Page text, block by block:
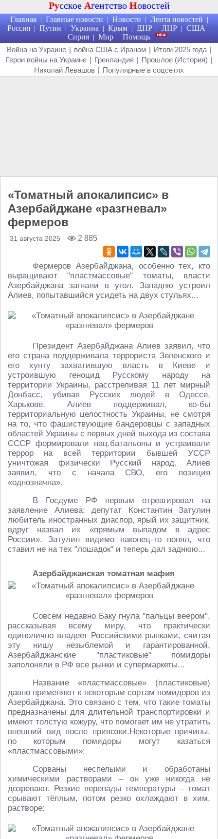
Русское Агентство Новостей
Главная | Главные новости | Новости | Лента новостей |
Россия | Путин | Украина | Крым | ДНР | ЛНР | США |
Сирия | Мир | Помощь
Война на Украине | война США с Ираном | Итоги 2025 года |
Герои войны на Украине | Гренландия | Прошлое (История) |
Николай Левашов | Популярные в соцсетях
«Томатный апокалипсис» в
Азербайджане «разгневал»
фермеров
31 августа 2025 2 885
Фермеров Азербайджана, особенно тех, кто
выращивают "пластмассовые" томаты, власти
Азербайджана загнали в угол. Западню устроил
Алиев, попытавшийся усидеть на двух стульях...
Президент Азербайджана Алиев заявил, что
его страна поддерживала террориста Зеленского и
его хунту захватившую власть в Киеве и
устроившую геноцид Русскому народу на
территории Украины, расстреливая 11 лет мирный
Донбасс, убивая Русских людей в Одессе,
Харькове. Алиев поддерживал, ко-бы
территориальную целостность Украины, не смотря
на то, что фашиствующие бандеровцы с западных
областей Украины с первых дней выхода из состава
СССР формировали нац.батальоны и устраивали
террор на всей территории бывшей УССР
уничтожая физически Русский народ. Алиев
заявил, что с начала СВО, его позиция
«однозначна».
В Госдуме РФ первым отреагировал на
заявление Алиева: депутат Константин Затулин
любитель иностранных диаспор, ярый их защитник,
вдруг назвал их «прямым выпадом в адрес
России». Затулин видимо наконец-то понял, что
ставил не на тех "лошадок" и теперь дал заднюю...
Азербайджанская томатная мафия
Совсем недавно Баку гнула "пальцы веером",
рассказывая всему миру, что практически
единолично владеет Российскими рынками, считая
эту нишу незыблемой и гарантированной.
Азербайджанские "пластиковые" помидоры
заполоняли в РФ все рынки и супермаркеты...
Название «пластмассовые» (пластиковые)
давно применяют к некоторым сортам помидоров из
Азербайджана. Это связано с тем, что такие томаты
предназначены для длительной транспортировки и
имеют толстую кожуру, что помогает им не утратить
внешний вид после привозки.Некоторые причины,
по которым помидоры могут казаться
«пластмассовыми»:
Сорваны неспелыми и обработаны
химическими растворами – он уже никогда не
дозревают. Резкие перепады температуры – томат
срывают тёплым, потом резко охлаждают в хим.
растворе: